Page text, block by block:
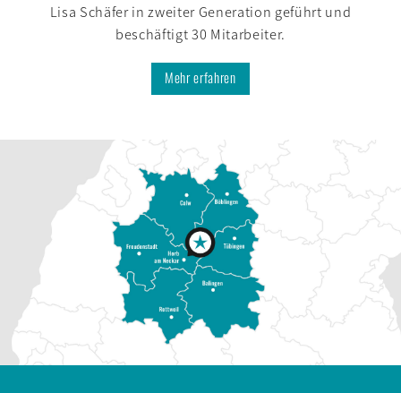
Lisa Schäfer in zweiter Generation geführt und
beschäftigt 30 Mit­arbeiter.
Mehr erfahren